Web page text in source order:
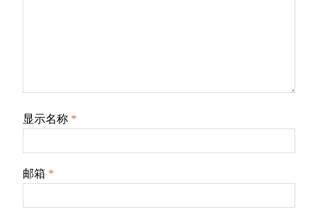
显示名称 *
邮箱 *